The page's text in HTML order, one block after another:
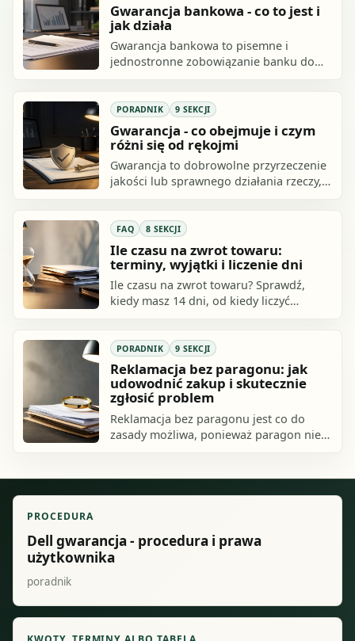
Gwarancja bankowa - co to jest i
jak działa
Gwarancja bankowa to pisemne i
jednostronne zobowiązanie banku do
PORADNIK 9 SEKCJI
Gwarancja - co obejmuje i czym
różni się od rękojmi
Gwarancja to dobrowolne przyrzeczenie
jakości lub sprawnego działania rzeczy,
ma.
FAQ 8 SEKCJI
Ile czasu na zwrot towaru:
terminy, wyjątki i liczenie dni
Ile czasu na zwrot towaru? Sprawdź,
kiedy masz 14 dni, od kiedy liczyć
PORADNIK 9 SEKCJI
Reklamacja bez paragonu: jak
udowodnić zakup i skutecznie
zgłosić problem
Reklamacja bez paragonu jest co do
zasady możliwa, ponieważ paragon nie
PROCEDURA
Dell gwarancja - procedura i prawa
użytkownika
poradnik